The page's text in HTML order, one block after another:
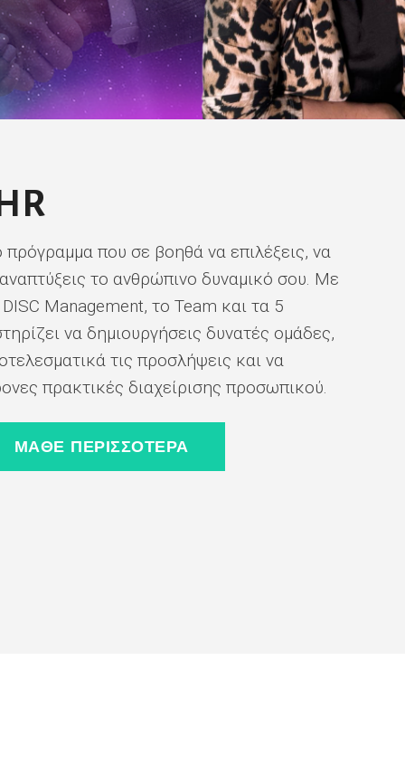
πρόγραμμα που σε βοηθά να επιλέξεις, να
το ανθρώπινο δυναμικό σου. Με
Management, το Team και τα 5
να δημιουργήσεις δυνατές ομάδες,
τις προσλήψεις και να
πρακτικές διαχείρισης προσωπικού.
ΜΑΘΕ ΠΕΡΙΣΣΟΤΕΡΑ